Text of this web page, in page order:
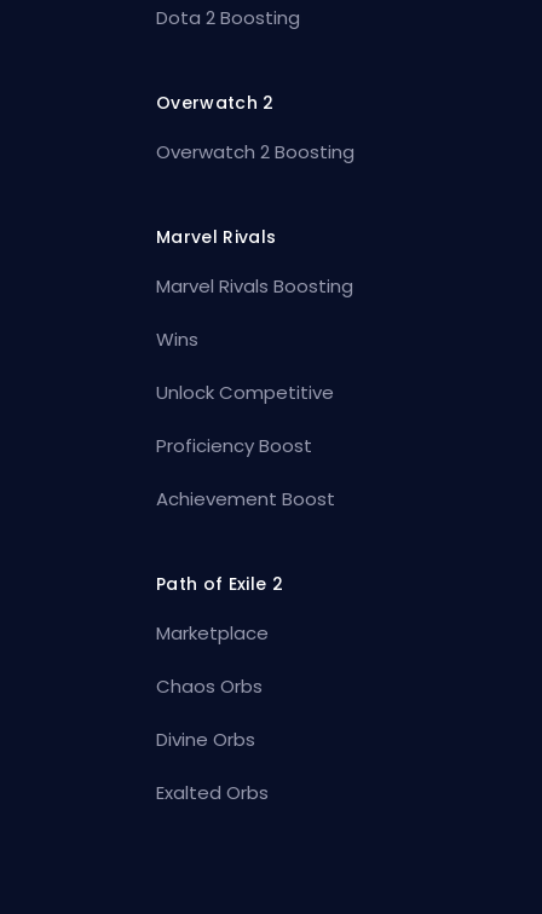
Dota 2 Boosting
Overwatch 2
Overwatch 2 Boosting
Marvel Rivals
Marvel Rivals Boosting
Wins
Unlock Competitive
Proficiency Boost
Achievement Boost
Path of Exile 2
Marketplace
Chaos Orbs
Divine Orbs
Exalted Orbs